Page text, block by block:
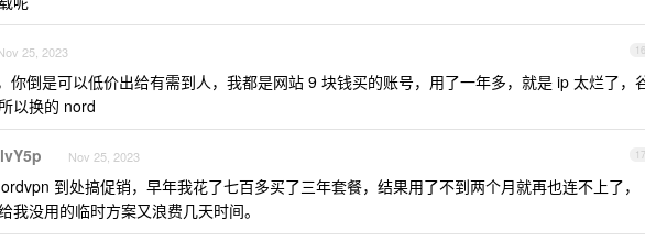
16
25, 2023
你倒是可以低价出给有需到人，我都是网站 9 块钱买的账号，用了一年多，就是 ip 太烂了，
以换的 nord
17
Nov 25, 2023
到处搞促销，早年我花了七百多买了三年套餐，结果用了不到两个月就再也连不上了，
我没用的临时方案又浪费几天时间。